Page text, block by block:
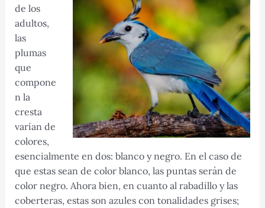
de los
adultos,
las
plumas
que
compone
n la
cresta
varían de
colores,
esencialmente en dos: blanco y negro. En el caso de
que estas sean de color blanco, las puntas serán de
color negro. Ahora bien, en cuanto al rabadillo y las
coberteras, estas son azules con tonalidades grises;